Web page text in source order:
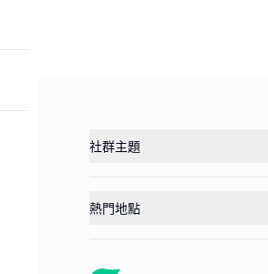
社群主題
熱門地點